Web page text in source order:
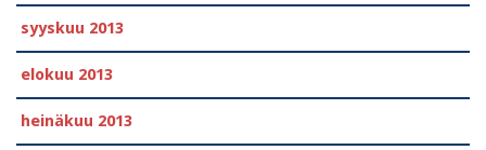
syyskuu 2013
elokuu 2013
heinäkuu 2013